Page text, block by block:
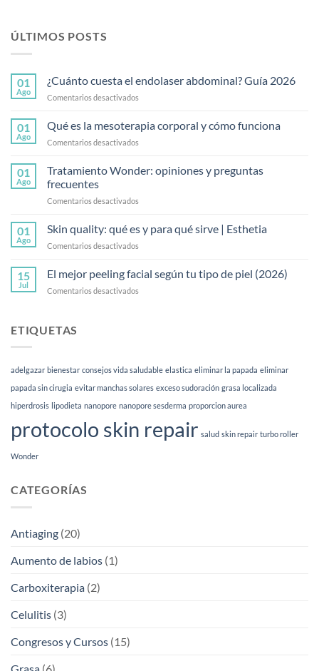
ÚLTIMOS POSTS
01
Ago
¿Cuánto cuesta el endolaser abdominal? Guía 2026
Comentarios desactivados
cuesta
el
endolaser
Guía
01
Ago
Qué es la mesoterapia corporal y cómo funciona
Comentarios desactivados
es
la
corporal
cómo
funciona
01
Ago
Tratamiento Wonder: opiniones y preguntas
frecuentes
Comentarios desactivados
opiniones
y
frecuentes
01
Ago
Skin quality: qué es y para qué sirve | Esthetia
Comentarios desactivados
quality:
qué
es
Esthetia
15
Jul
El mejor peeling facial según tu tipo de piel (2026)
Comentarios desactivados
tipo
de
(2026)
ETIQUETAS
adelgazar bienestar consejos vida saludable elastica eliminar la papada eliminar
papada sin cirugia evitar manchas solares exceso sudoración grasa localizada
hiperdrosis lipodieta nanopore nanopore sesderma proporcion aurea
protocolo skin repair salud skin repair turbo roller
Wonder
CATEGORÍAS
Antiaging (20)
Aumento de labios (1)
Carboxiterapia (2)
Celulitis (3)
Congresos y Cursos (15)